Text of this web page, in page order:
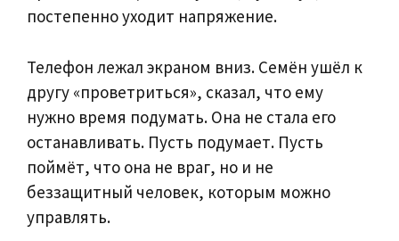
постепенно уходит напряжение.
Телефон лежал экраном вниз. Семён ушёл к
другу «проветриться», сказал, что ему
нужно время подумать. Она не стала его
останавливать. Пусть подумает. Пусть
поймёт, что она не враг, но и не
беззащитный человек, которым можно
управлять.